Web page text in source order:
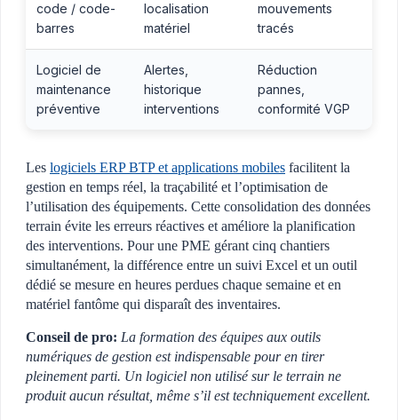
code / code-
barres
localisation
matériel
mouvements
tracés
Logiciel de
maintenance
préventive
Alertes,
historique
interventions
Réduction
pannes,
conformité VGP
Les logiciels ERP BTP et applications mobiles facilitent la
gestion en temps réel, la traçabilité et l’optimisation de
l’utilisation des équipements. Cette consolidation des données
terrain évite les erreurs réactives et améliore la planification
des interventions. Pour une PME gérant cinq chantiers
simultanément, la différence entre un suivi Excel et un outil
dédié se mesure en heures perdues chaque semaine et en
matériel fantôme qui disparaît des inventaires.
Conseil de pro: La formation des équipes aux outils
numériques de gestion est indispensable pour en tirer
pleinement parti. Un logiciel non utilisé sur le terrain ne
produit aucun résultat, même s’il est techniquement excellent.